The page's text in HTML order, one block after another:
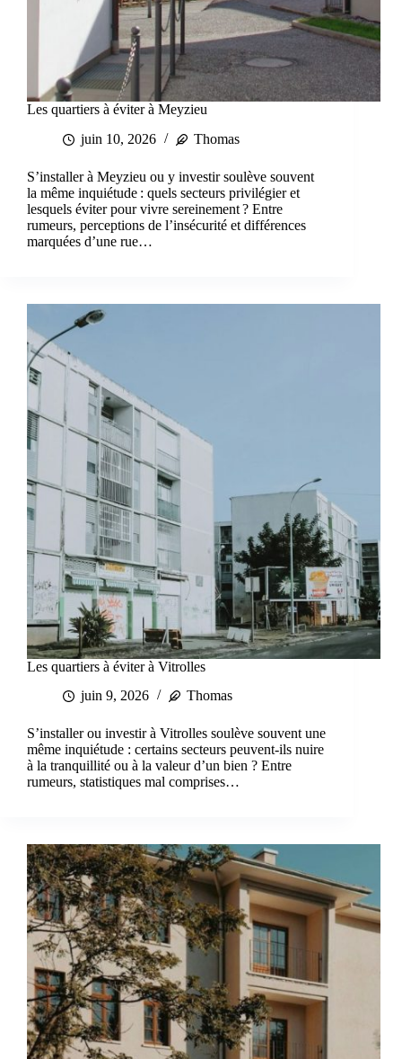
Les quartiers à éviter à Meyzieu
juin 10, 2026
Thomas
S’installer à Meyzieu ou y investir soulève souvent
la même inquiétude : quels secteurs privilégier et
lesquels éviter pour vivre sereinement ? Entre
rumeurs, perceptions de l’insécurité et différences
marquées d’une rue…
Les quartiers à éviter à Vitrolles
juin 9, 2026
Thomas
S’installer ou investir à Vitrolles soulève souvent une
même inquiétude : certains secteurs peuvent-ils nuire
à la tranquillité ou à la valeur d’un bien ? Entre
rumeurs, statistiques mal comprises…